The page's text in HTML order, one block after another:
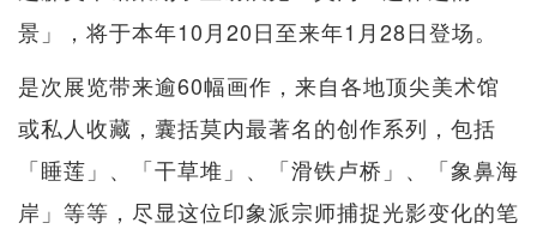
景」，将于本年10月20日至来年1月28日登场。
是次展览带来逾60幅画作，来自各地顶尖美术馆
或私人收藏，囊括莫内最著名的创作系列，包括
「睡莲」、「干草堆」、「滑铁卢桥」、「象鼻海
岸」等等，尽显这位印象派宗师捕捉光影变化的笔